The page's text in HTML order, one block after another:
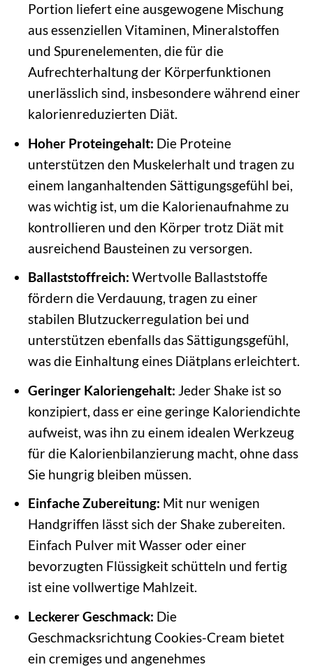
Portion liefert eine ausgewogene Mischung
aus essenziellen Vitaminen, Mineralstoffen
und Spurenelementen, die für die
Aufrechterhaltung der Körperfunktionen
unerlässlich sind, insbesondere während einer
kalorienreduzierten Diät.
Hoher Proteingehalt: Die Proteine
unterstützen den Muskelerhalt und tragen zu
einem langanhaltenden Sättigungsgefühl bei,
was wichtig ist, um die Kalorienaufnahme zu
kontrollieren und den Körper trotz Diät mit
ausreichend Bausteinen zu versorgen.
Ballaststoffreich: Wertvolle Ballaststoffe
fördern die Verdauung, tragen zu einer
stabilen Blutzuckerregulation bei und
unterstützen ebenfalls das Sättigungsgefühl,
was die Einhaltung eines Diätplans erleichtert.
Geringer Kaloriengehalt: Jeder Shake ist so
konzipiert, dass er eine geringe Kaloriendichte
aufweist, was ihn zu einem idealen Werkzeug
für die Kalorienbilanzierung macht, ohne dass
Sie hungrig bleiben müssen.
Einfache Zubereitung: Mit nur wenigen
Handgriffen lässt sich der Shake zubereiten.
Einfach Pulver mit Wasser oder einer
bevorzugten Flüssigkeit schütteln und fertig
ist eine vollwertige Mahlzeit.
Leckerer Geschmack: Die
Geschmacksrichtung Cookies-Cream bietet
ein cremiges und angenehmes